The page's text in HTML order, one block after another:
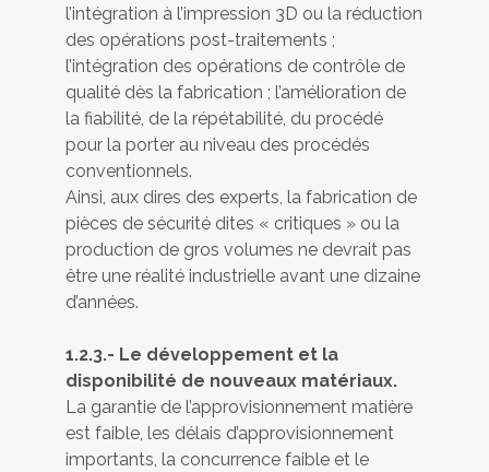
l’intégration à l’impression 3D ou la réduction
des opérations post-traitements ;
l’intégration des opérations de contrôle de
qualité dès la fabrication ; l’amélioration de
la fiabilité, de la répétabilité, du procédé
pour la porter au niveau des procédés
conventionnels.
Ainsi, aux dires des experts, la fabrication de
pièces de sécurité dites « critiques » ou la
production de gros volumes ne devrait pas
être une réalité industrielle avant une dizaine
d’années.
1.2.3.- Le développement et la
disponibilité de nouveaux matériaux.
La garantie de l’approvisionnement matière
est faible, les délais d’approvisionnement
importants, la concurrence faible et le